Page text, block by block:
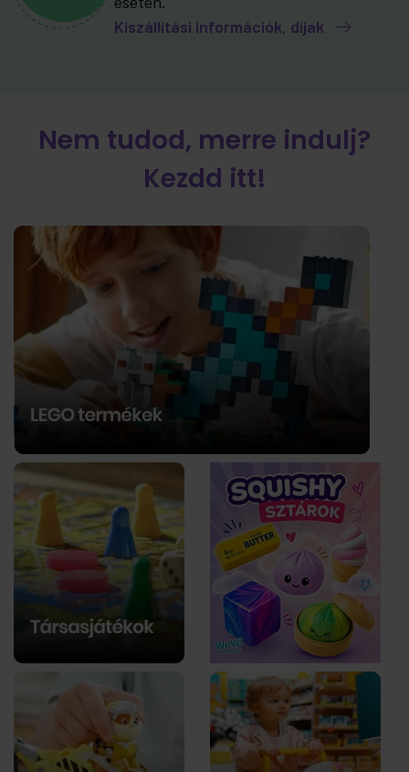
Kiszállítási információk, díjak
Nem tudod, merre indulj?
Kezdd itt!